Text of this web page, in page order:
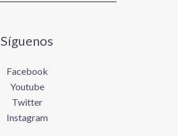
Síguenos
Facebook
Youtube
Twitter
Instagram